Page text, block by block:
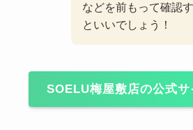
などを前もって確認
といいでしょう！
SOELU梅屋敷店の公式サ